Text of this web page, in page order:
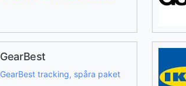
GearBest
GearBest tracking, spåra paket